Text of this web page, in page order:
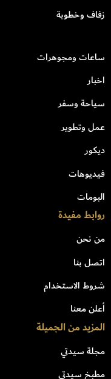
زفاف وخطوبة
ساعات ومجوهرات
اخبار
سياحة وسفر
عمل وتطوير
ديكور
فيديوهات
البومات
روابط مفيدة
من نحن
اتصل بنا
شروط الاستخدام
أعلن معنا
المزيد من الجميلة
مجلة سيدتي
مطبخ سيدتي